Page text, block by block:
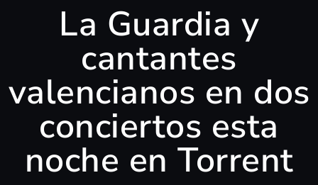
La Guardia y
cantantes
valencianos en dos
conciertos esta
noche en Torrent